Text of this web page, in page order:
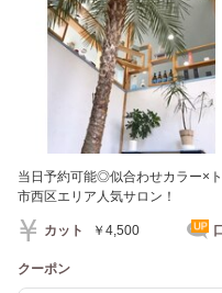
当日予約可能◎似合わせカラー×
市西区エリア人気サロン！
カット ￥4,500
クーポン